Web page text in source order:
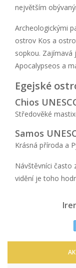
největším
Archeologickými
ostrov Kos a
sopkou. Zajímavá
Apocalypseos a
Egejské
Chios
Středověké
Samos
Krásná příroda a
Návštěvníci často
vidění je toho